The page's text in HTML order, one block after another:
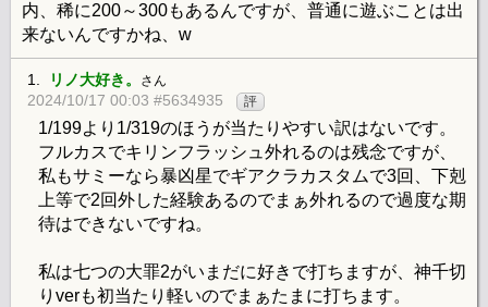
内、稀に200～300もあるんですが、普通に遊ぶことは出
来ないんですかね、w
1. リノ大好き。 さん
2024/10/17 00:03 #5634935 評
1/199より1/319のほうが当たりやすい訳はないです。
フルカスでキリンフラッシュ外れるのは残念ですが、
私もサミーなら暴凶星でギアクラカスタムで3回、下剋
上等で2回外した経験あるのでまぁ外れるので過度な期
待はできないですね。
私は七つの大罪2がいまだに好きで打ちますが、神千切
りverも初当たり軽いのでまぁたまに打ちます。